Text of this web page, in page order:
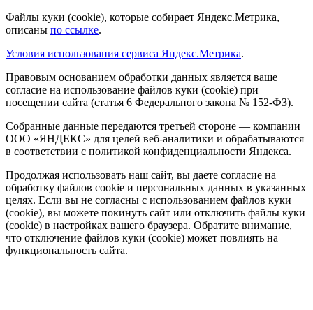
Файлы куки (cookie), которые собирает Яндекс.Метрика,
описаны по ссылке.
Условия использования сервиса Яндекс.Метрика.
Правовым основанием обработки данных является ваше
согласие на использование файлов куки (cookie) при
посещении сайта (статья 6 Федерального закона № 152-ФЗ).
Собранные данные передаются третьей стороне — компании
ООО «ЯНДЕКС» для целей веб-аналитики и обрабатываются
в соответствии с политикой конфиденциальности Яндекса.
Продолжая использовать наш сайт, вы даете согласие на
обработку файлов cookie и персональных данных в указанных
целях. Если вы не согласны с использованием файлов куки
(cookie), вы можете покинуть сайт или отключить файлы куки
(cookie) в настройках вашего браузера. Обратите внимание,
что отключение файлов куки (cookie) может повлиять на
функциональность сайта.